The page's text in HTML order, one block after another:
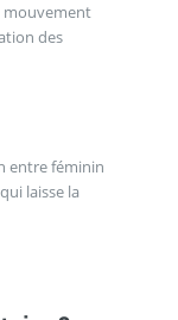
mouvement
des
entre féminin
laisse la